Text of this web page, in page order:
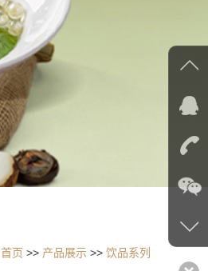
首页 >> 产品展示 >> 饮品系列